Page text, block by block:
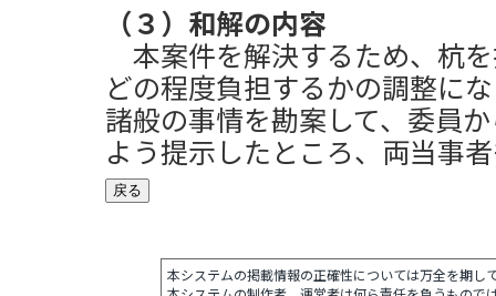
（３）和解の内容
本案件を解決するため、杭
どの程度負担するかの調整に
諸般の事情を勘案して、委員
よう提示したところ、両当事
本システムの掲載情報の正確性については万全を期